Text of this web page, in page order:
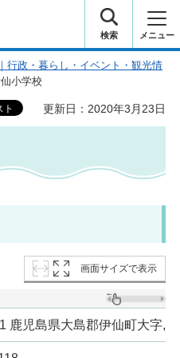
検索 メニュー
行政・暮らし・イベント・観光情
小学校
更新日：2020年3月23日
画面サイズで表示
鹿児島県大島郡伊仙町大字,